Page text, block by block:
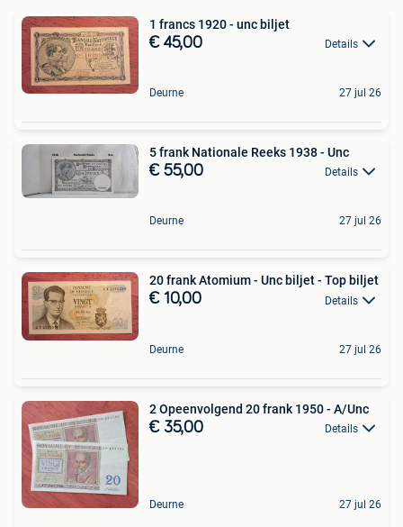
1 francs 1920 - unc biljet
€ 45,00 Details
Deurne 27 jul 26
5 frank Nationale Reeks 1938 - Unc
€ 55,00 Details
Deurne 27 jul 26
20 frank Atomium - Unc biljet - Top biljet
€ 10,00 Details
Deurne 27 jul 26
2 Opeenvolgend 20 frank 1950 - A/Unc
€ 35,00 Details
Deurne 27 jul 26